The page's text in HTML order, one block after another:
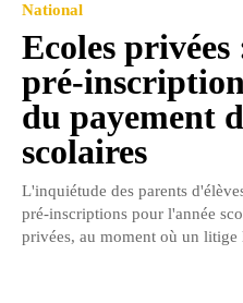
National
Ecoles
pré-
du payement
scolaires
L'inquiétude des parents
pré-inscriptions pour l'année
privées, au moment où un litige